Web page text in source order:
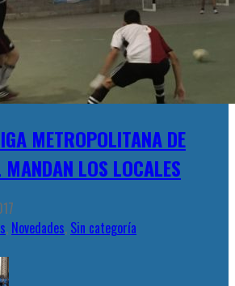
METROPOLITANA DE
MANDAN LOS LOCALES
, Novedades, Sin categoría